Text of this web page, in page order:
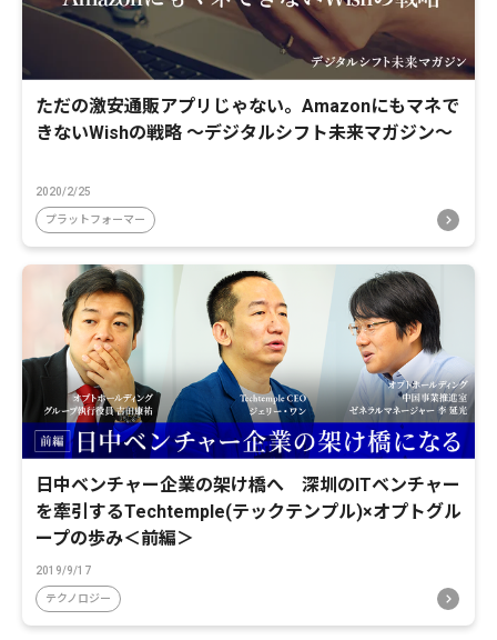
ただの激安通販アプリじゃない。Amazonにもマネで
きないWishの戦略 ～デジタルシフト未来マガジン〜
2020/2/25
プラットフォーマー
日中ベンチャー企業の架け橋へ 深圳のITベンチャー
を牽引するTechtemple(テックテンプル)×オプトグル
ープの歩み＜前編＞
2019/9/17
テクノロジー